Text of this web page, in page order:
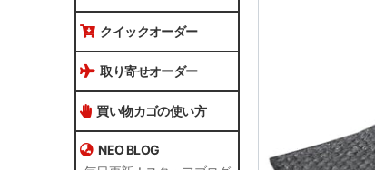
クイックオーダー
取り寄せオーダー
買い物カゴの使い方
NEO BLOG